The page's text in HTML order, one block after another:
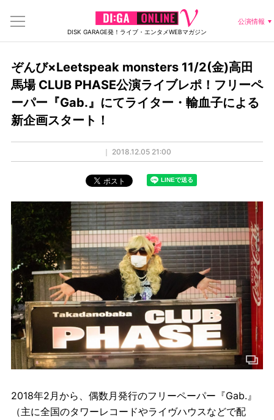
DISK GARAGE発！ライブ・エンタメWEBマガジン
公演情報
ぞんび×Leetspeak monsters 11/2(金)高田
馬場 CLUB PHASE公演ライブレポ！フリーペ
ーパー『Gab.』にてライター・輸血子による
新企画スタート！
｜ 2018.12.05 21:00
2018年2月から、偶数月発行のフリーペーパー『Gab.』
（主に全国のタワーレコードやライヴハウスなどで配